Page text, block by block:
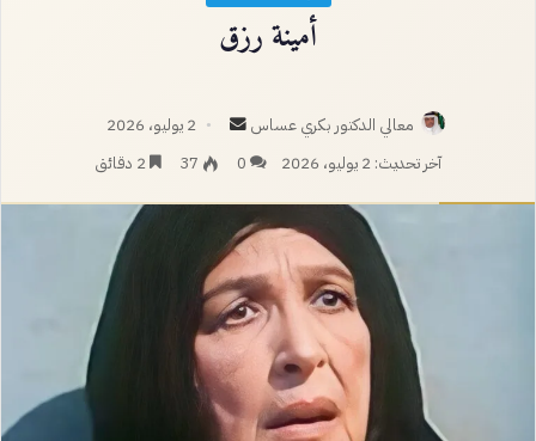
أمينة رزق
معالي الدكتور بكري عساس
أرسل
بريدا
2 يوليو، 2026
آخر تحديث: 2 يوليو، 2026
0
37